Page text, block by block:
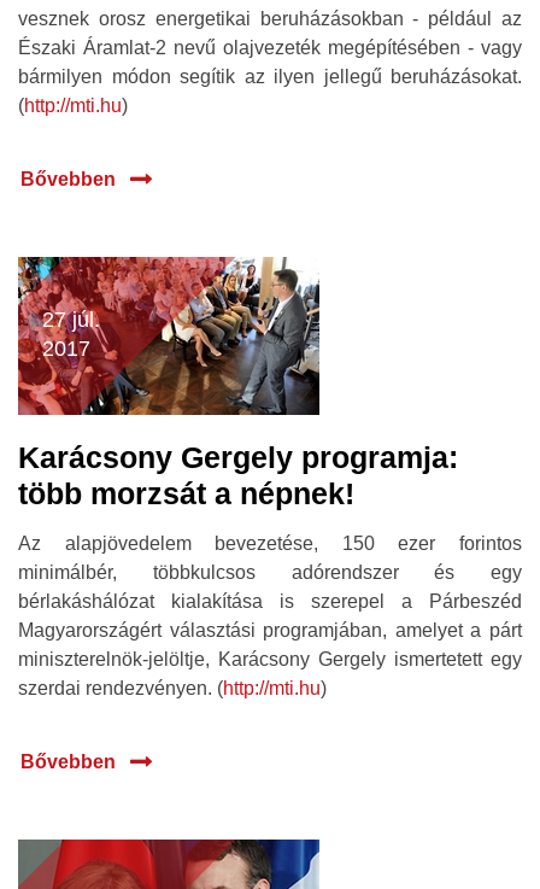
vesznek orosz energetikai beruházásokban - például az
Északi Áramlat-2 nevű olajvezeték megépítésében - vagy
bármilyen módon segítik az ilyen jellegű beruházásokat.
(http://mti.hu)
Bővebben
27 júl.
2017
Karácsony Gergely programja:
több morzsát a népnek!
Az alapjövedelem bevezetése, 150 ezer forintos
minimálbér, többkulcsos adórendszer és egy
bérlakáshálózat kialakítása is szerepel a Párbeszéd
Magyarországért választási programjában, amelyet a párt
miniszterelnök-jelöltje, Karácsony Gergely ismertetett egy
szerdai rendezvényen. (http://mti.hu)
Bővebben